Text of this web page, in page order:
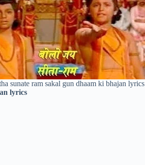
sunate ram sakal gun dhaam ki bhajan lyrics
lyrics